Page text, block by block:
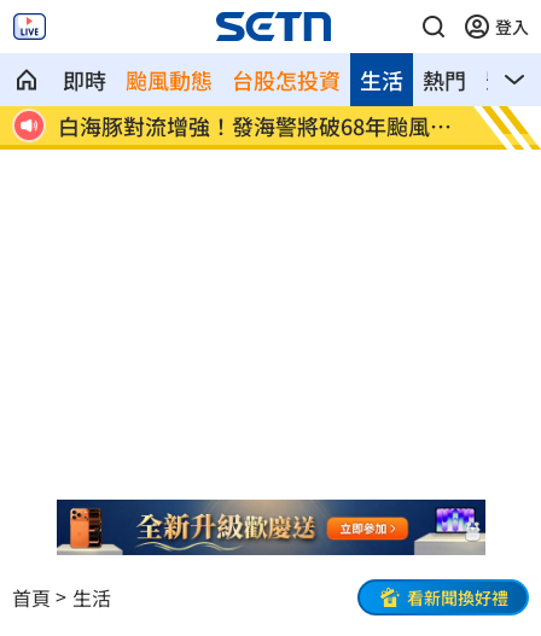
登入
即時 颱風動態 台股怎投資 熱門 影音
生活
紀
M1A2T桃機演練反空降 淡水河架阻絕鏈 視導
首頁 生活 看新聞換好禮